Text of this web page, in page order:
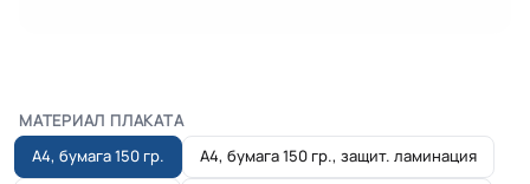
МАТЕРИАЛ ПЛАКАТА
А4, бумага 150 гр.
А4, бумага 150 гр., защит. ламинация